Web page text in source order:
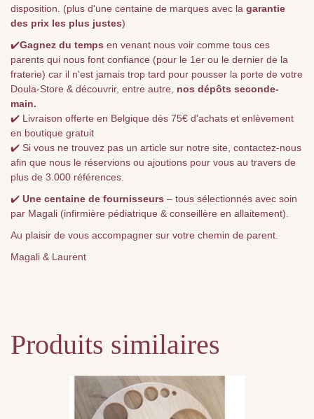
disposition. (plus d'une centaine de marques avec la garantie
des prix les plus justes)
✔️Gagnez du temps en venant nous voir comme tous ces
parents qui nous font confiance (pour le 1er ou le dernier de la
fraterie) car il n'est jamais trop tard pour pousser la porte de votre
Doula-Store & découvrir, entre autre, nos dépôts seconde-
main.
✔️ Livraison offerte en Belgique dès 75€ d'achats et enlèvement
en boutique gratuit
✔️ Si vous ne trouvez pas un article sur notre site, contactez-nous
afin que nous le réservions ou ajoutions pour vous au travers de
plus de 3.000 références.
✔️ Une centaine de fournisseurs – tous sélectionnés avec soin
par Magali (infirmière pédiatrique & conseillère en allaitement).
Au plaisir de vous accompagner sur votre chemin de parent.
Magali & Laurent
Produits similaires
produit
a
plusieurs